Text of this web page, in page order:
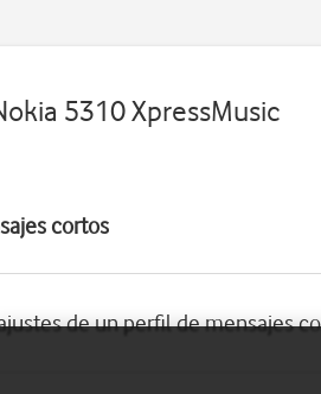
5310 XpressMusic
cortos
de un perfil de mensajes